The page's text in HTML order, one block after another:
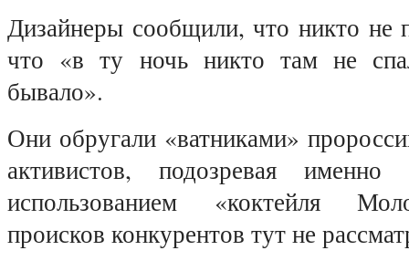
Дизайнеры сообщили, что никто не
что «в ту ночь никто там не
бывало».
Они обругали «ватниками»
активистов, подозревая
использованием «коктейля
происков конкурентов тут не